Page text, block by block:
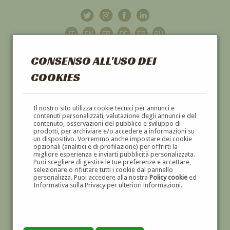
CONSENSO ALL'USO DEI
COOKIES
Il nostro sito utilizza cookie tecnici per annunci e
contenuti personalizzati, valutazione degli annunci e del
contenuto, osservazioni del pubblico e sviluppo di
prodotti, per archiviare e/o accedere a informazioni su
un dispositivo. Vorremmo anche impostare dei cookie
opzionali (analitici e di profilazione) per offrirti la
migliore esperienza e inviarti pubblicità personalizzata.
Puoi scegliere di gestire le tue preferenze e accettare,
selezionare o rifiutare tutti i cookie dal pannello
personalizza. Puoi accedere alla nostra Policy cookieed
Informativa sulla Privacy per ulteriori informazioni.
GALLERIAD'ARTE
DIPINTI E SCULTURE '800 E '900